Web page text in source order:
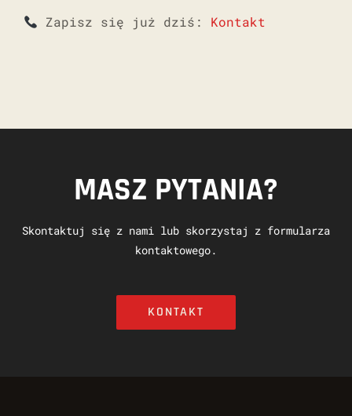
Zapisz się już dziś: Kontakt
MASZ PYTANIA?
Skontaktuj się z nami lub skorzystaj z formularza
kontaktowego.
KONTAKT